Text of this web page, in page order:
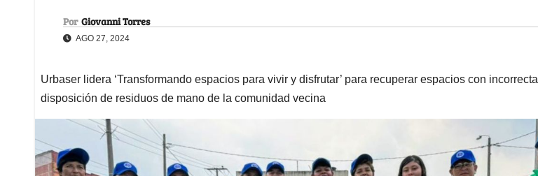
Por Giovanni Torres
AGO 27, 2024
Urbaser lidera ‘Transformando espacios para vivir y disfrutar’ para recuperar espacios con incorrecta
disposición de residuos de mano de la comunidad vecina